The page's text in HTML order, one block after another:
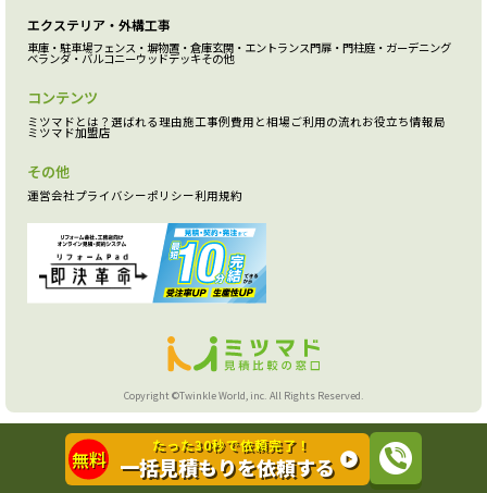
エクステリア・外構工事
車庫・駐車場フェンス・塀物置・倉庫玄関・エントランス門扉・門柱庭・ガーデニング
ベランダ・バルコニーウッドデッキその他
コンテンツ
ミツマドとは？ 選ばれる理由施工事例費用と相場 ご利用の流れお役立ち情報局
ミツマド加盟店
その他
運営会社プライバシーポリシー利用規約
Copyright ©Twinkle World, inc. All Rights Reserved.
無料
たった30秒で依頼完了！
一括見積もりを依頼する